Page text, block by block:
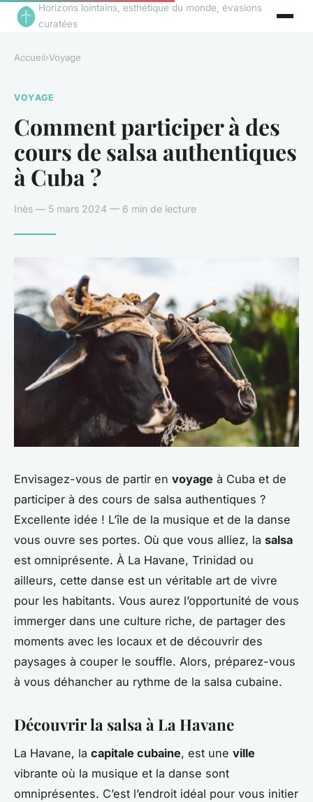
Horizons lointains, esthétique du monde, évasions
curatées
Accueil›Voyage
VOYAGE
Comment participer à des
cours de salsa authentiques
à Cuba ?
Inès — 5 mars 2024 — 6 min de lecture
Envisagez-vous de partir en voyage à Cuba et de
participer à des cours de salsa authentiques ?
Excellente idée ! L’île de la musique et de la danse
vous ouvre ses portes. Où que vous alliez, la salsa
est omniprésente. À La Havane, Trinidad ou
ailleurs, cette danse est un véritable art de vivre
pour les habitants. Vous aurez l’opportunité de vous
immerger dans une culture riche, de partager des
moments avec les locaux et de découvrir des
paysages à couper le souffle. Alors, préparez-vous
à vous déhancher au rythme de la salsa cubaine.
Découvrir la salsa à La Havane
La Havane, la capitale cubaine, est une ville
vibrante où la musique et la danse sont
omniprésentes. C’est l’endroit idéal pour vous initier